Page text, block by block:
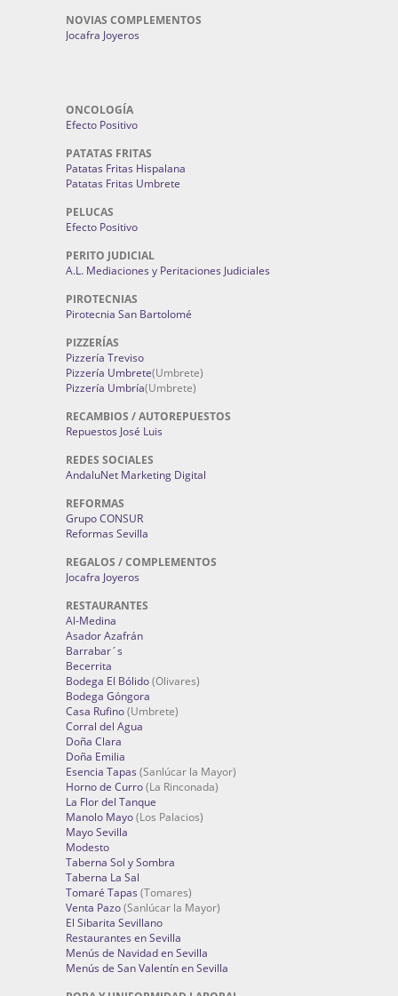
NOVIAS COMPLEMENTOS
Jocafra Joyeros
ONCOLOGÍA
Efecto Positivo
PATATAS FRITAS
Patatas Fritas Hispalana
Patatas Fritas Umbrete
PELUCAS
Efecto Positivo
PERITO JUDICIAL
A.L. Mediaciones y Peritaciones Judiciales
PIROTECNIAS
Pirotecnia San Bartolomé
PIZZERÍAS
Pizzería Treviso
Pizzería Umbrete(Umbrete)
Pizzería Umbría(Umbrete)
RECAMBIOS / AUTOREPUESTOS
Repuestos José Luis
REDES SOCIALES
AndaluNet Marketing Digital
REFORMAS
Grupo CONSUR
Reformas Sevilla
REGALOS / COMPLEMENTOS
Jocafra Joyeros
RESTAURANTES
Al-Medina
Asador Azafrán
Barrabar´s
Becerrita
Bodega El Bólido(Olivares)
Bodega Góngora
Casa Rufino(Umbrete)
Corral del Agua
Doña Clara
Doña Emilia
Esencia Tapas (Sanlúcar la Mayor)
Horno de Curro(La Rinconada)
La Flor del Tanque
Manolo Mayo(Los Palacios)
Mayo Sevilla
Modesto
Taberna Sol y Sombra
Taberna La Sal
Tomaré Tapas (Tomares)
Venta Pazo(Sanlúcar la Mayor)
El Sibarita Sevillano
Restaurantes en Sevilla
Menús de Navidad en Sevilla
Menús de San Valentín en Sevilla